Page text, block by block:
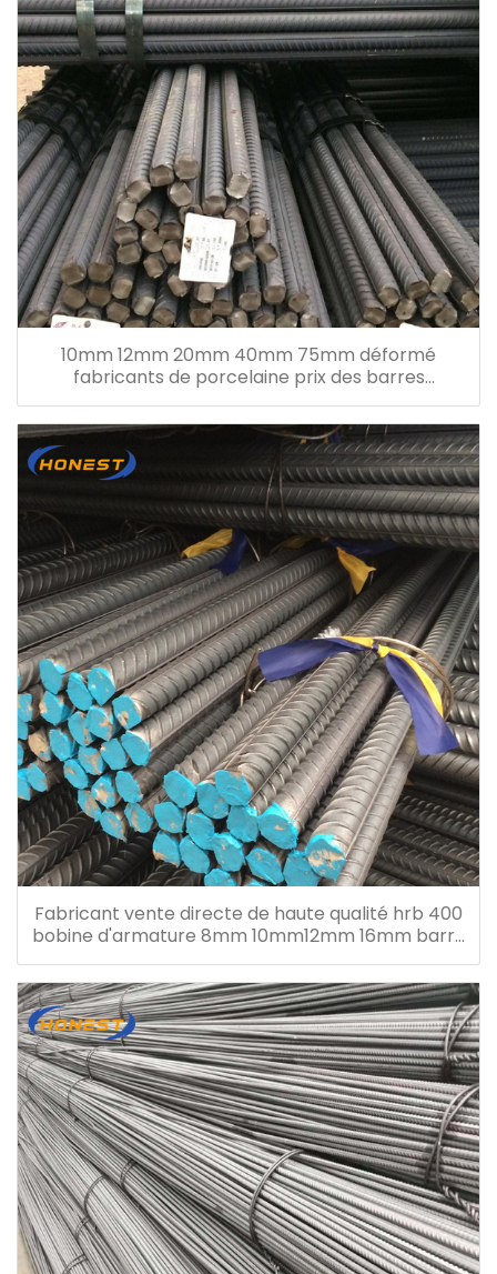
10mm 12mm 20mm 40mm 75mm déformé
fabricants de porcelaine prix des barres
d'armature en acier de fer
Fabricant vente directe de haute qualité hrb 400
bobine d'armature 8mm 10mm12mm 16mm barre
d'armature